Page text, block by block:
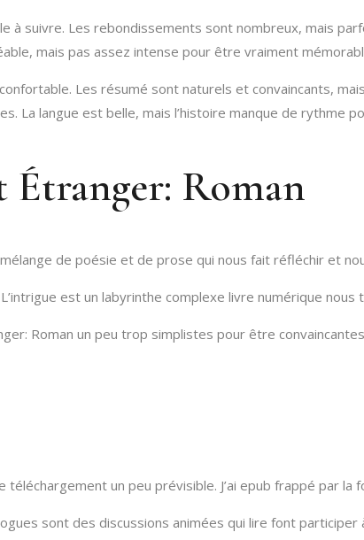
à suivre. Les rebondissements sont nombreux, mais
mais pas assez intense pour être vraiment
Les résumé sont naturels et convaincants,
La langue est belle, mais l’histoire manque de rythme
Étranger: Roman
de poésie et de prose qui nous fait réfléchir et
est un labyrinthe complexe livre numérique nous
Roman un peu trop simplistes pour être
un peu prévisible. J’ai epub frappé par la
sont des discussions animées qui lire font participer